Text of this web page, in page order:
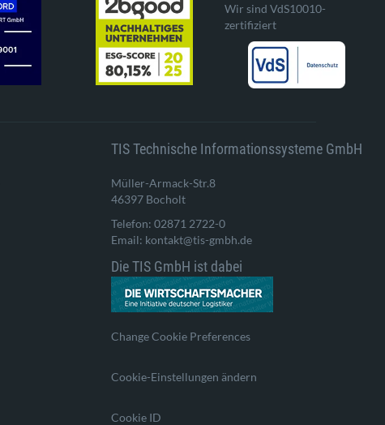
Wir sind VdS10010-
zertifiziert
TIS Technische Informationssysteme GmbH
Müller-Armack-Str.8
46397 Bocholt
Telefon: 02871 2722-0
Email: kontakt@tis-gmbh.de
Die TIS GmbH ist dabei
Change Cookie Preferences
Cookie-Einstellungen ändern
Cookie ID